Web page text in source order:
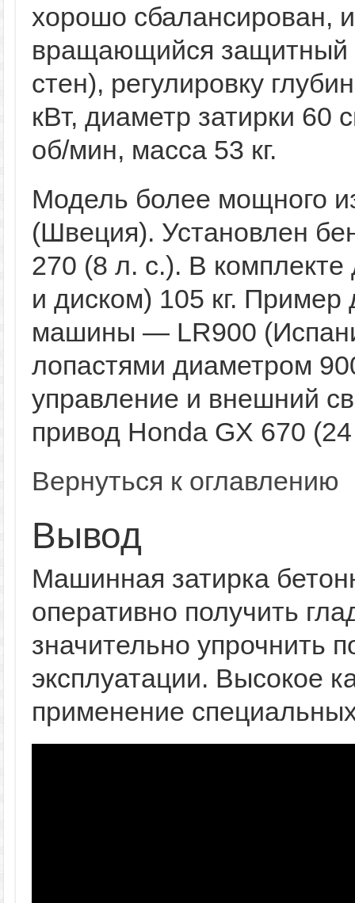
хорошо сбалансирован,
вращающийся защитный
стен), регулировку
кВт, диаметр затирки 60
об/мин, масса 53 кг.
Модель более мощного
(Швеция). Установлен
270 (8 л. с.). В
и диском) 105 кг.
машины — LR900
лопастями диаметром
управление и внешний
привод Honda GX 670
Вернуться к оглавлению
Вывод
Машинная затирка
оперативно получить
значительно упрочнить
эксплуатации. Высокое
применение